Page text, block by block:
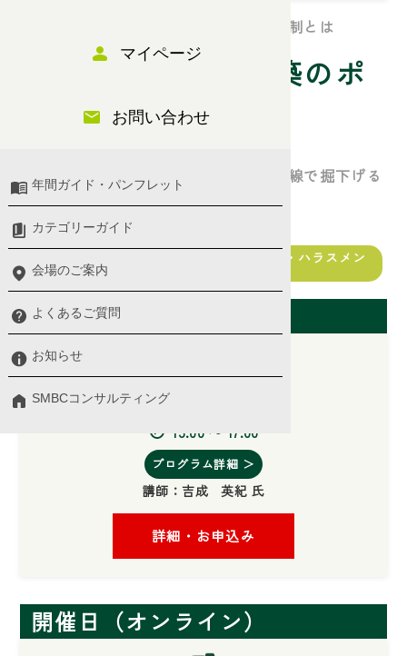
マイページ
お問い合わせ
年間ガイド・パンフレット
カテゴリーガイド
会場のご案内
よくあるご質問
お知らせ
SMBCコンサルティング
攻めの経営を可能にするリスク管理体制とは
リスク管理体制構築のポ
イント
リスク管理の本質を、現場レベルの目線で掘下げる
総務・法務・監査
リスクマネジメント・コンプライアンス・ハラスメン
開催日（東京会場）
2027/01/27(水)
13:00 〜 17:00
プログラム詳細 ＞
講師： 吉成 英紀 氏
詳細・お申込み
開催日（オンライン）